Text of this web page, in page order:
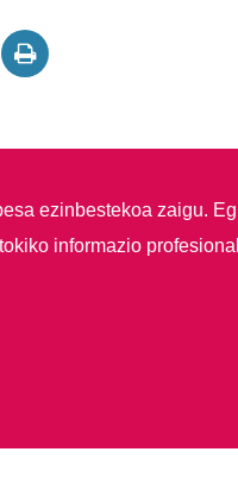
ezinbestekoa zaigu.
informazio